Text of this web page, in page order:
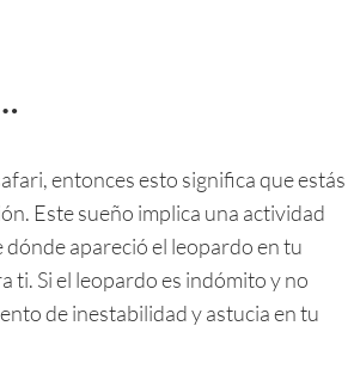
entonces esto significa que estás
Este sueño implica una actividad
apareció el leopardo en tu
ti. Si el leopardo es indómito y no
de inestabilidad y astucia en tu